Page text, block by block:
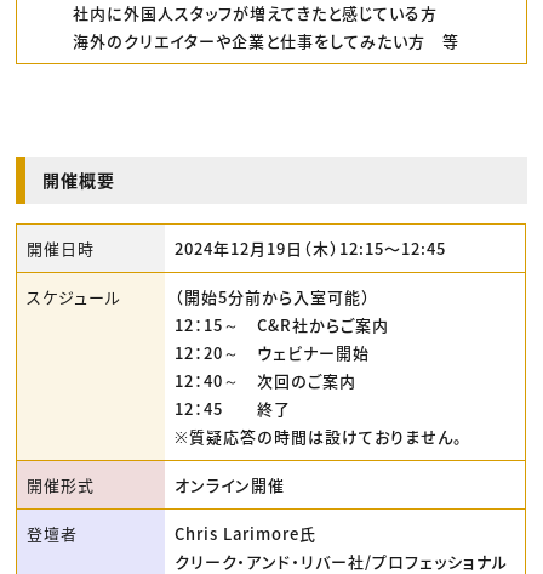
社内に外国人スタッフが増えてきたと感じている方
海外のクリエイターや企業と仕事をしてみたい方 等
開催概要
開催日時 2024年12月19日（木）12:15〜12:45
スケジュール
（開始5分前から入室可能）
12：15～ C&R社からご案内
12：20～ ウェビナー開始
12：40～ 次回のご案内
12：45 終了
※質疑応答の時間は設けておりません。
開催形式 オンライン開催
登壇者
Chris Larimore氏
クリーク・アンド・リバー社/プロフェッショナル